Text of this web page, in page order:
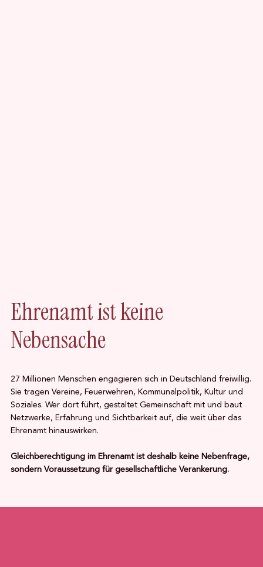
Ehrenamt ist keine
Nebensache
27 Millionen Menschen engagieren sich in Deutschland freiwillig.
Sie tragen Vereine, Feuerwehren, Kommunalpolitik, Kultur und
Soziales. Wer dort führt, gestaltet Gemeinschaft mit und baut
Netzwerke, Erfahrung und Sichtbarkeit auf, die weit über das
Ehrenamt hinauswirken.
Gleichberechtigung im Ehrenamt ist deshalb keine Nebenfrage,
sondern Voraussetzung für gesellschaftliche Verankerung.